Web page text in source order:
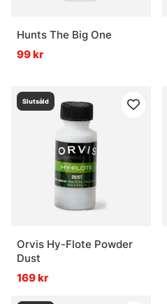
Hunts The Big One
99 kr
Slutsåld
Orvis Hy-Flote Powder
Dust
169 kr